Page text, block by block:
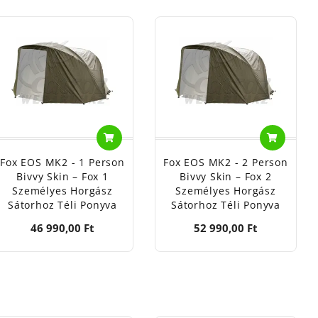
mellett érdemes készülni:
is könnyedén behajthatók, és brutális tartást
típus-specifikus szúnyogháló paneleket, amelyek
a hideg ellen véd, hanem a nagy erejű őszi
sátor kiegészítők közül a Halcatraz.hu-n!
Fox EOS MK2 - 1 Person
Bivvy Skin – Fox 1
Személyes Horgász
Sátorhoz Téli Ponyva
46 990,00 Ft
Fox EOS MK2 - 2 Person
Bivvy Skin – Fox 2
Személyes Horgász
Sátorhoz Téli Ponyva
52 990,00 Ft